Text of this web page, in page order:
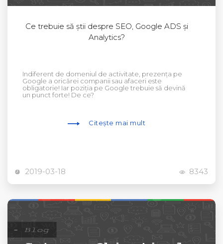
Ce trebuie să știi despre SEO, Google ADS și
Analytics?
Indiferent de domeniul de activitate, prezența pe
Google a oricărei companii sau afaceri este
obligatorie! Iar poziția pe Google trebuie să devină
un punct forte! De ce?
Citește mai mult
2019-03-18 8343